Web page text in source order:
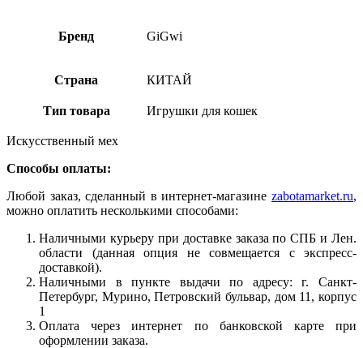
Бренд GiGwi
Страна КИТАЙ
Тип товара Игрушки для кошек
Искусственный мех
Способы оплаты:
Любой заказ, сделанный в интернет-магазине zabotamarket.ru,
можно оплатить несколькими способами:
Наличными курьеру при доставке заказа по СПБ и Лен.
области (данная опция не совмещается с экспресс-
доставкой).
Наличными в пункте выдачи по адресу: г. Санкт-
Петербург, Мурино, Петровский бульвар, дом 11, корпус
1
Оплата через интернет по банковской карте при
оформлении заказа.